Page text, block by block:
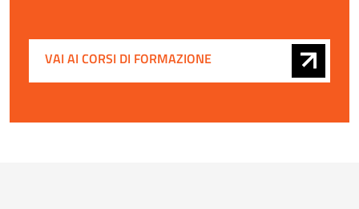
VAI AI CORSI DI FORMAZIONE